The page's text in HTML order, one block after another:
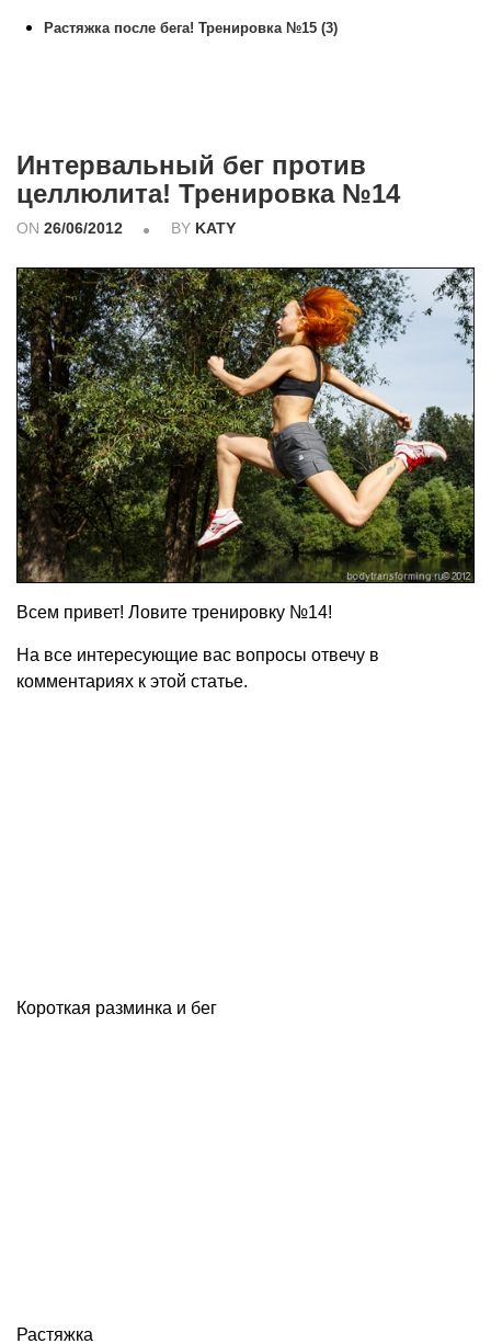
Растяжка после бега! Тренировка №15 (3)
Интервальный бег против
целлюлита! Тренировка №14
ON 26/06/2012 BY KATY
Всем привет! Ловите тренировку №14!
На все интересующие вас вопросы отвечу в
комментариях к этой статье.
Короткая разминка и бег
Растяжка